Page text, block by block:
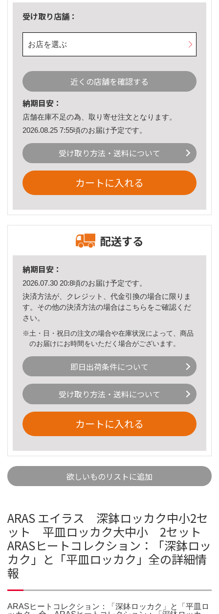
受け取り店舗：
お店を選ぶ
近くの店舗を確認する
納期目安：
店舗在庫不足の為、取り寄せ注文となります。
2026.08.25 7:55頃のお届け予定です。
受け取り方法・送料について
カートに入れる
配送する
納期目安：
2026.07.30 20:8頃のお届け予定です。
決済方法が、クレジット、代金引換の場合に限りま
す。その他の決済方法の場合はこちら をご確認くだ
さい。
※土・日・祝日の注文の場合や在庫状況によって、商品
のお届けにお時間をいただく場合がございます。
即日出荷条件について
受け取り方法・送料について
カートに入れる
欲しいものリストに追加
ARAS エイラス 深鉢ロッカク中小2セ
ット 平皿ロッカク大中小 2セット
ARASヒートコレクション：「深鉢ロッ
カク」と「平皿ロッカク」全の詳細情
報
ARASヒートコレクション：「深鉢ロッカク」と「平皿ロ